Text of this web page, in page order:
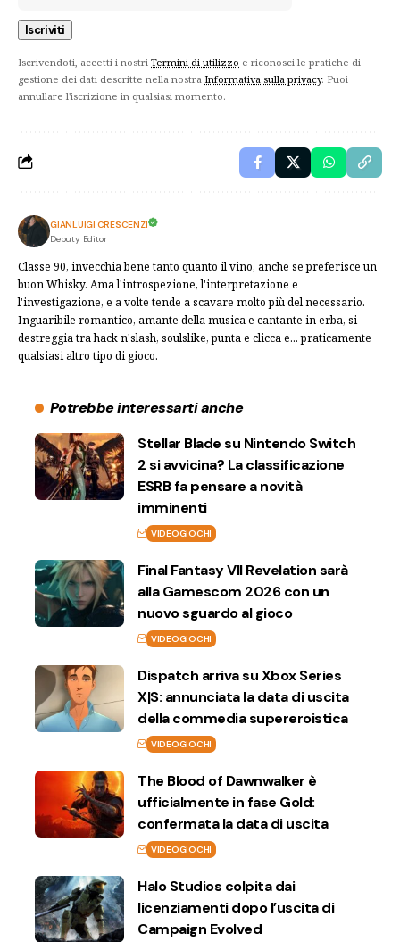
Iscrivendoti, accetti i nostri Termini di utilizzo e riconosci le pratiche di
gestione dei dati descritte nella nostra Informativa sulla privacy. Puoi
annullare l'iscrizione in qualsiasi momento.
GIANLUIGI CRESCENZI
Deputy Editor
Classe 90, invecchia bene tanto quanto il vino, anche se preferisce un
buon Whisky. Ama l'introspezione, l'interpretazione e
l'investigazione, e a volte tende a scavare molto più del necessario.
Inguaribile romantico, amante della musica e cantante in erba, si
destreggia tra hack n'slash, soulslike, punta e clicca e... praticamente
qualsiasi altro tipo di gioco.
Potrebbe interessarti anche
Stellar Blade su Nintendo Switch
2 si avvicina? La classificazione
ESRB fa pensare a novità
imminenti
VIDEOGIOCHI
Final Fantasy VII Revelation sarà
alla Gamescom 2026 con un
nuovo sguardo al gioco
VIDEOGIOCHI
Dispatch arriva su Xbox Series
X|S: annunciata la data di uscita
della commedia supereroistica
VIDEOGIOCHI
The Blood of Dawnwalker è
ufficialmente in fase Gold:
confermata la data di uscita
VIDEOGIOCHI
Halo Studios colpita dai
licenziamenti dopo l’uscita di
Campaign Evolved